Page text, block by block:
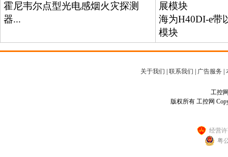
霍尼韦尔点型光电感烟火灾探测
器...
展模块
海为H40DI-e带
模块
关于我们 联系我们 广告服务
工控
版权所有 工控网
经营
粤